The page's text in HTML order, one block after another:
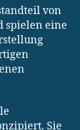
von
spielen eine
Sie